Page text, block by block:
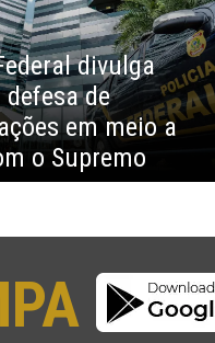
divulga
de
em meio a
o Supremo